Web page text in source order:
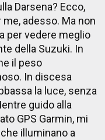
Darsena? Ecco,
adesso. Ma non
per vedere meglio
della Suzuki. In
il peso
In discesa
la luce, senza
guido alla
GPS Garmin, mi
illuminano a